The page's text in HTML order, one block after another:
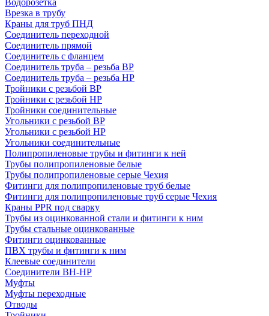
Врезка в трубу
Краны для труб ПНД
Соединитель переходной
Соединитель прямой
Соединитель с фланцем
Соединитель труба – резьба ВР
Соединитель труба – резьба НР
Тройники с резьбой ВР
Тройники с резьбой НР
Тройники соединительные
Угольники с резьбой ВР
Угольники с резьбой НР
Угольники соединительные
Полипропиленовые трубы и фитинги к ней
Трубы полипропиленовые белые
Трубы полипропиленовые серые Чехия
Фитинги для полипропиленовые труб белые
Фитинги для полипропиленовые труб серые Чехия
Краны PPR под сварку
Трубы из оцинкованной стали и фитинги к ним
Трубы стальные оцинкованные
Фитинги оцинкованные
ПВХ трубы и фитинги к ним
Клеевые соединители
Соединители ВН-НР
Муфты
Муфты переходные
Отводы